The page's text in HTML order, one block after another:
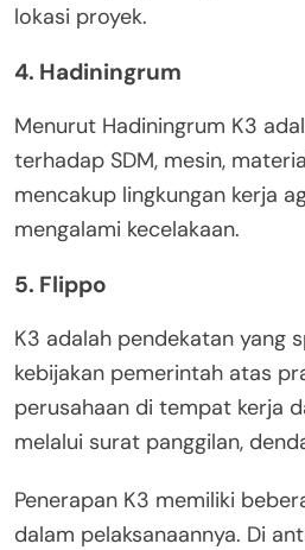
lokasi proyek.
4. Hadiningrum
Menurut Hadiningrum K3
terhadap SDM, mesin,
mencakup lingkungan kerja
mengalami kecelakaan.
5. Flippo
K3 adalah pendekatan yang
kebijakan pemerintah atas
perusahaan di tempat kerja
melalui surat panggilan,
Penerapan K3 memiliki
dalam pelaksanaannya. Di